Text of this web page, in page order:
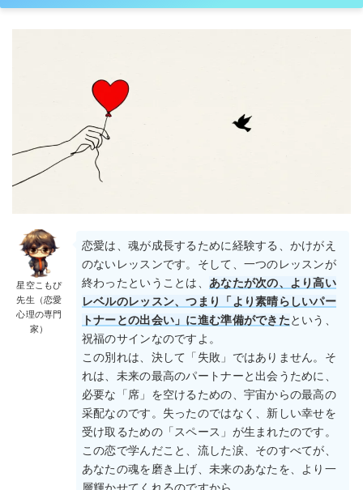
星空こもぴ
先生（恋愛
心理の専門
家）
恋愛は、魂が成長するために経験する、かけがえ
のないレッスンです。そして、一つのレッスンが
終わったということは、 あなたが次の、より高い
レベルのレッスン、つまり「より素晴らしいパー
トナーとの出会い」に進む準備ができたという、
祝福のサインなのですよ。
この別れは、決して「失敗」ではありません。そ
れは、未来の最高のパートナーと出会うために、
必要な「席」を空けるための、宇宙からの最高の
采配なのです。失ったのではなく、新しい幸せを
受け取るための「スペース」が生まれたのです。
この恋で学んだこと、流した涙、そのすべてが、
あなたの魂を磨き上げ、未来のあなたを、より一